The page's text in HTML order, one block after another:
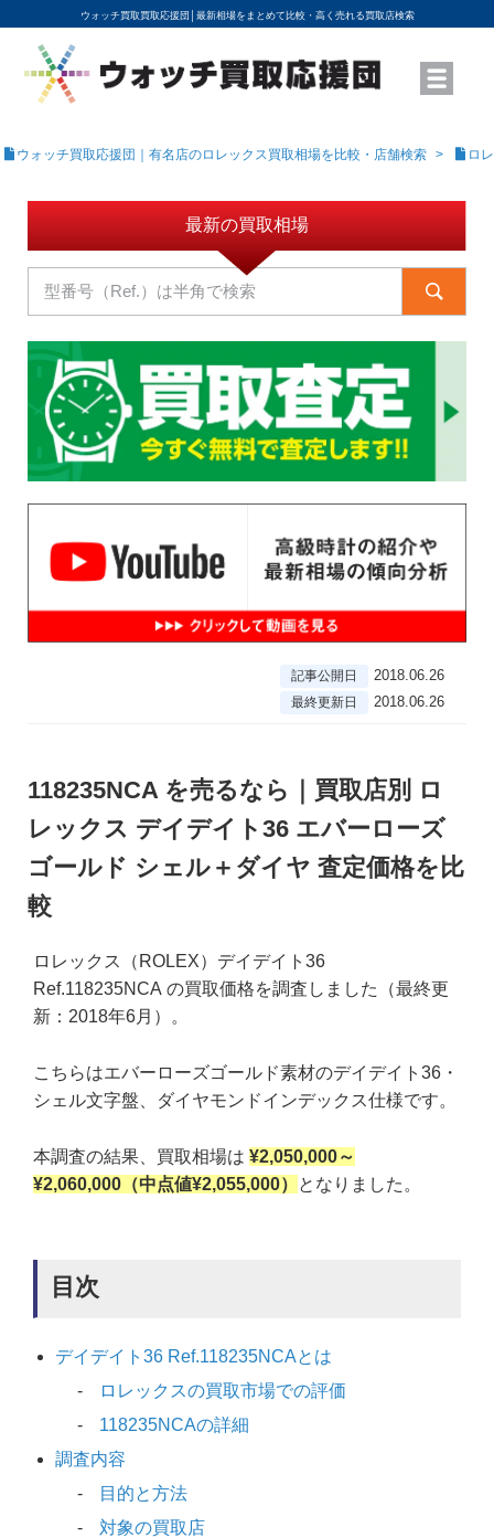
ウォッチ買取買取応援団│ 最新相場をまとめて比較・高く売れる買取店検索
YouTubeで動画を公開中
ROLEXモデル名から買取相場を調べる
高級時計ブランド名から買取相場を調べる
地域から買取店を探す
店舗名から買取店を探す
ブランド時計を高く売る方法
買取査定を依頼する
ウォッチ買取応援団｜有名店のロレックス買取相場を比較・店舗検索 ロ
最新の買取相場
記事公開日 2018.06.26
最終更新日 2018.06.26
118235NCA を売るなら｜買取店別 ロ
レックス デイデイト36 エバーローズ
ゴールド シェル＋ダイヤ 査定価格を比
較
ロレックス（ROLEX）デイデイト36
Ref.118235NCA の買取価格を調査しました（最終更
新：2018年6月）。
こちらはエバーローズゴールド素材のデイデイト36・
シェル文字盤、ダイヤモンドインデックス仕様です。
本調査の結果、買取相場は ¥2,050,000～
¥2,060,000（中点値¥2,055,000）
となりました。
目次
デイデイト36 Ref.118235NCAとは
ロレックスの買取市場での評価
118235NCAの詳細
調査内容
目的と方法
対象の買取店